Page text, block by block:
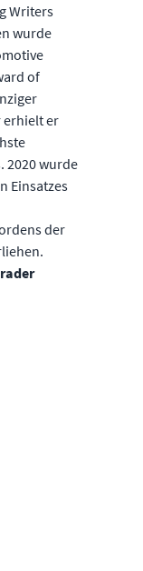
Writers
wurde
of
er
2020 wurde
Einsatzes
der